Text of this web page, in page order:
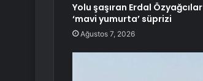
Yolu şaşıran Erdal Özyağcılar
‘mavi yumurta’ süprizi
Ağustos 7, 2026